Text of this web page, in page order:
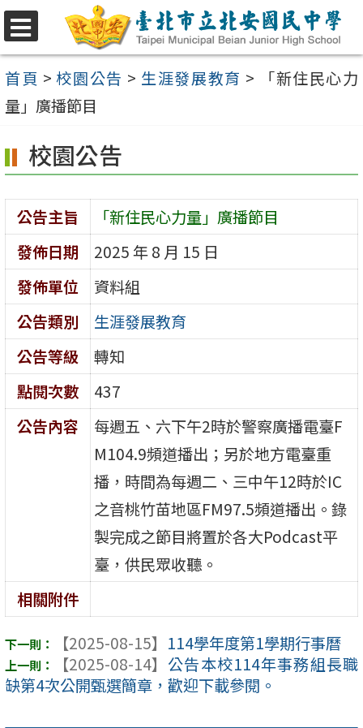
選
單
跳
至
主
要
容
區
首頁 >校園公告 > 生涯發展教育 >
「新住民心力
量」廣播節目
校園公告
公告主旨
「新住民心力量」廣播節目
發佈日期
2025 年 8 月 15 日
發佈單位
資料組
公告類別
生涯發展教育
公告等級
轉知
點閱次數
437
公告內容
每週五、六下午2時於警察廣播電臺F
M104.9頻道播出；另於地方電臺重
播，時間為每週二、三中午12時於IC
之音桃竹苗地區FM97.5頻道播出。錄
製完成之節目將置於各大Podcast平
臺，供民眾收聽。
相關附件
【2025-08-15】 114學年度第1學期行事曆
【2025-08-14】 公告本校114年事務組長職
缺第4次公開甄選簡章，歡迎下載參閱。